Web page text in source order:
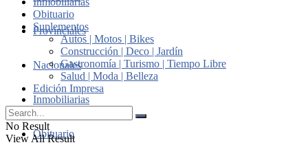
Provinciales
Nacionales
Inmobiliarias
Obituario
Obituario
Suplementos
Autos | Motos | Bikes
Construcción | Deco | Jardín
Gastronomía | Turismo | Tiempo Libre
Salud | Moda | Belleza
Edición Impresa
No Result
View All Result